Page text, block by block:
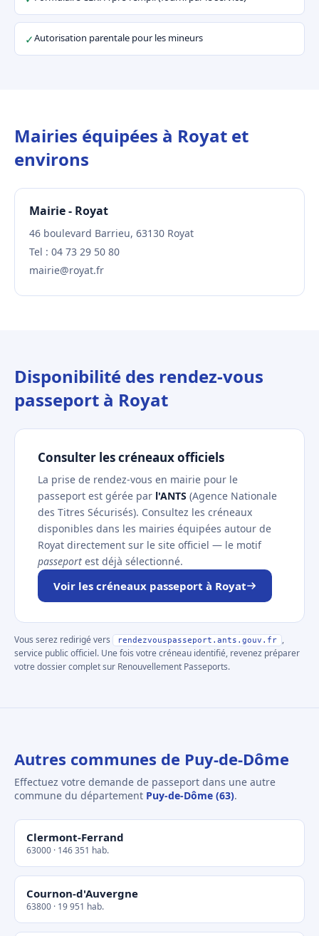
✓Autorisation parentale pour les mineurs
Mairies équipées à Royat et
environs
Mairie - Royat
46 boulevard Barrieu, 63130 Royat
Tel : 04 73 29 50 80
mairie@royat.fr
Disponibilité des rendez-vous
passeport à Royat
Consulter les créneaux officiels
La prise de rendez-vous en mairie pour le
passeport est gérée par l'ANTS (Agence Nationale
des Titres Sécurisés). Consultez les créneaux
disponibles dans les mairies équipées autour de
Royat directement sur le site officiel — le motif
passeport est déjà sélectionné.
Voir les créneaux passeport à Royat
Vous serez redirigé vers rendezvouspasseport.ants.gouv.fr
,
service public officiel. Une fois votre créneau identifié, revenez préparer
votre dossier complet sur Renouvellement Passeports.
Autres communes de Puy-de-Dôme
Effectuez votre demande de passeport dans une autre
commune du département Puy-de-Dôme (63).
Clermont-Ferrand
63000 · 146 351 hab.
Cournon-d'Auvergne
63800 · 19 951 hab.